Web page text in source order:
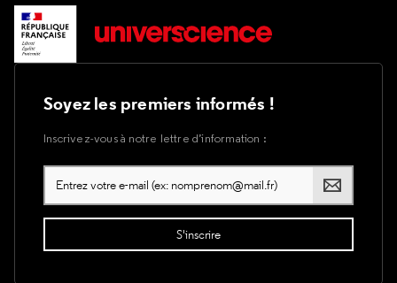
Soyez les premiers informés !
Inscrivez-vous à notre lettre d’information :